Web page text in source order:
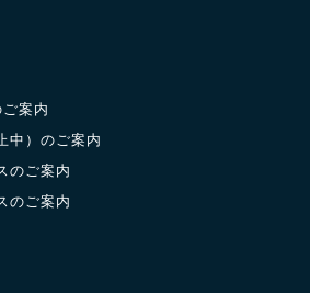
案内
中）のご案内
のご案内
のご案内